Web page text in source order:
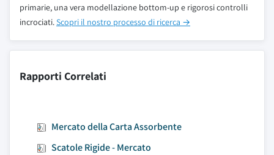
primarie, una vera modellazione bottom-up e rigorosi controlli
incrociati.Scopri il nostro processo di ricerca →
Rapporti Correlati
Mercato della Carta Assorbente
Scatole Rigide - Mercato